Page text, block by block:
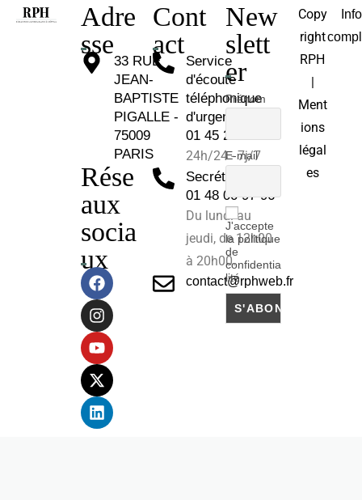
Adre
sse
33 RUE
JEAN-
BAPTISTE
PIGALLE -
75009
PARIS
Rése
aux
socia
ux
Cont
act
Service
d'écoute
téléphonique
d'urgence :
01 45 26 81 30
24h/24 - 7j/7
Secrétariat :
01 48 00 97 96
Du lundi au
jeudi, de 12h00
à 20h00.
contact@rphweb.fr
New
slett
er
Prénom
E-mail
J'accepte
la politique
de
confidentia
lité
Copy
right
RPH
|
Ment
ions
légal
es